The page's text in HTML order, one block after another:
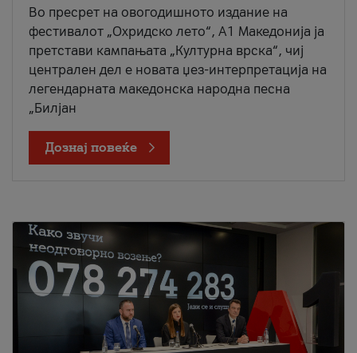
Во пресрет на овогодишното издание на
фестивалот „Охридско лето“, А1 Македонија ја
претстави кампањата „Културна врска“, чиј
централен дел е новата џез-интерпретација на
легендарната македонска народна песна
„Билјан
Дознај повеќе